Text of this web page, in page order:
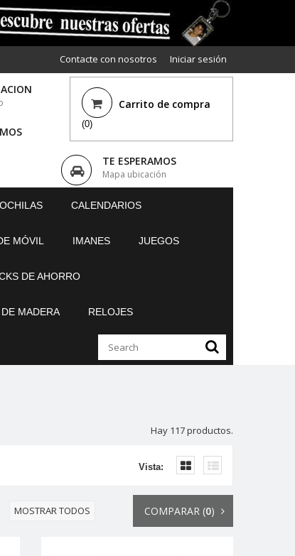
Iniciar sesión
Contacte con nosotros
Carrito de compra
(0)
TE ESPERAMOS
Mapa ubicación
CALENDARIOS
MÓVIL IMANES JUEGOS
DE AHORRO
MADERA RELOJES
Hay 117 productos.
Vista:
COMPARAR (0)
MOSTRAR TODOS